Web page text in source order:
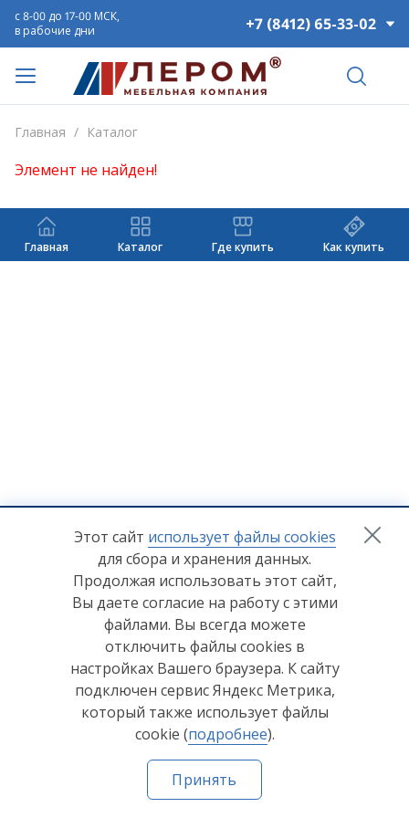
+7 (8412) 65-33-02
с 8-00 до 17-00 МСК,
в рабочие дни
Главная / Каталог
Элемент не найден!
Главная Каталог Где купить Как купить
+7 (8412) 65-33-00
info@lerom.ru
Согласие на обработку персональных данных
Политика конфиденциальности
Согласие на обработку персональных данных Яндекс
© ООО "Мебельная компания "Лером" 2026
Пенза-Онлайн
Этот сайт использует файлы cookies
для сбора и хранения данных.
Продолжая использовать этот сайт,
Вы даете согласие на работу с этими
файлами. Вы всегда можете
отключить файлы cookies в
настройках Вашего браузера. К сайту
подключен сервис Яндекс Метрика,
который также использует файлы
cookie (подробнее).
Принять